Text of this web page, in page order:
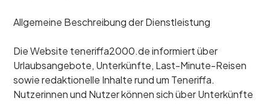
Allgemeine Beschreibung der Dienstleistung
Die Website teneriffa2000.de informiert über
Urlaubsangebote, Unterkünfte, Last-Minute-Reisen
sowie redaktionelle Inhalte rund um Teneriffa.
Nutzerinnen und Nutzer können sich über Unterkünfte